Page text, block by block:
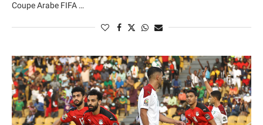
Coupe Arabe FIFA …